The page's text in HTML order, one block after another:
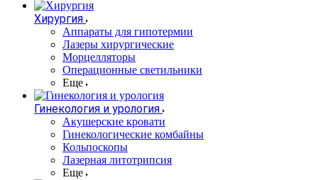
Хирургия
Аппараты для гипотермии
Лазеры хирургические
Морцелляторы
Операционные светильники
Еще
Гинекология и урология
Акушерские кровати
Гинекологические комбайны
Кольпоскопы
Лазерная литотрипсия
Еще